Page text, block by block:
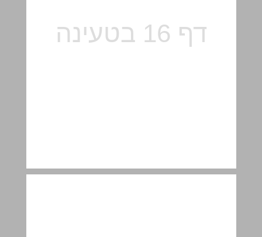
פרק 3 - השפעת החום על החומר ... 18